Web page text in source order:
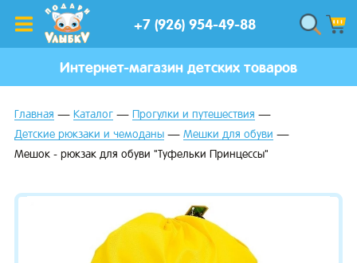
+7 (926) 954-49-88
Интернет-магазин детских товаров
Главная Каталог
Прогулки и путешествия
Детские рюкзаки и чемоданы
Мешки для обуви
Мешок - рюкзак для обуви "Туфельки Принцессы"